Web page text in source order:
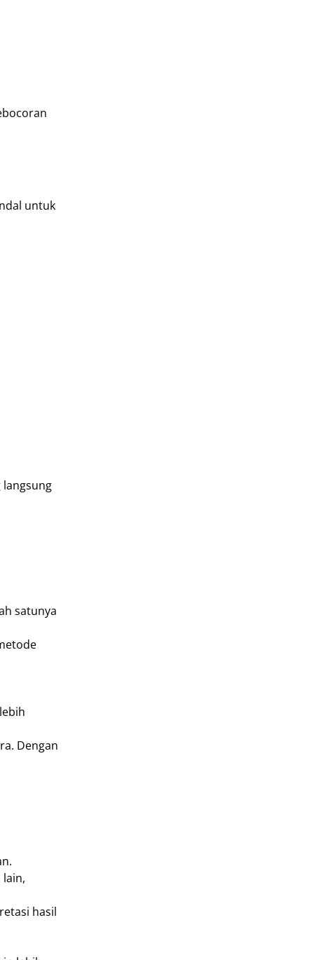
untuk
langsung
satunya
Dengan
hasil